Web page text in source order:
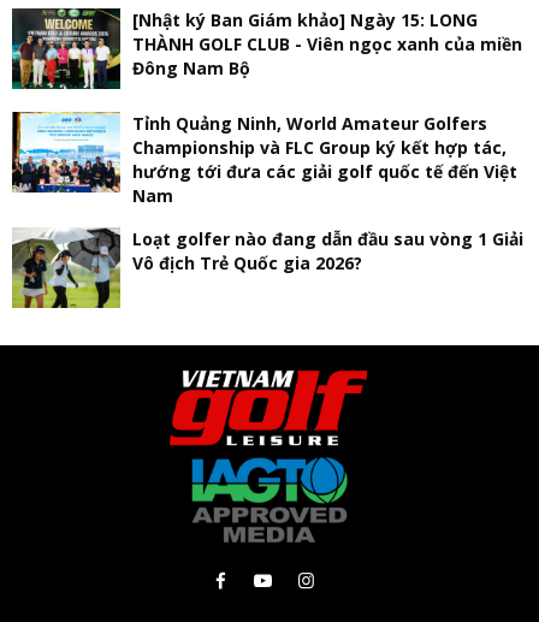
[Nhật ký Ban Giám khảo] Ngày 15: LONG
THÀNH GOLF CLUB - Viên ngọc xanh của miền
Đông Nam Bộ
Tỉnh Quảng Ninh, World Amateur Golfers
Championship và FLC Group ký kết hợp tác,
hướng tới đưa các giải golf quốc tế đến Việt
Nam
Loạt golfer nào đang dẫn đầu sau vòng 1 Giải
Vô địch Trẻ Quốc gia 2026?